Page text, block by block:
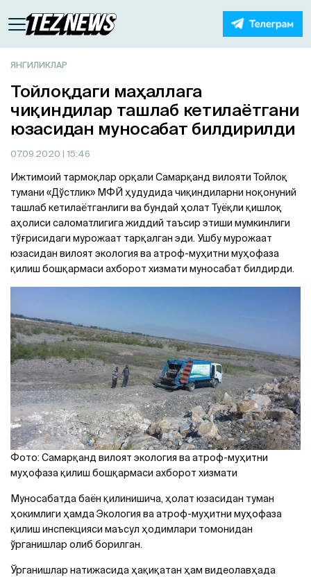
ЯНГИЛИКЛАР
Тойлоқдаги маҳаллага
чиқиндилар ташлаб кетилаётгани
юзасидан муносабат билдирилди
07.09.2020 | 15:46
Ижтимоий тармоқлар орқали Самарқанд вилояти Тойлоқ
тумани «Дўстлик» МФЙ ҳудудида чиқиндиларни ноқонуний
ташлаб кетилаётганлиги ва бундай ҳолат Туёқли қишлоқ
аҳолиси саломатлигига жиддий таъсир этиши мумкинлиги
тўғрисидаги мурожаат тарқалган эди. Ушбу мурожаат
юзасидан вилоят экология ва атроф-муҳитни муҳофаза
қилиш бошқармаси ахборот хизмати муносабат билдирди.
Фото: Самарқанд вилоят экология ва атроф-муҳитни
муҳофаза қилиш бошқармаси ахборот хизмати
Муносабатда баён қилинишича, ҳолат юзасидан туман
ҳокимлиги ҳамда Экология ва атроф-муҳитни муҳофаза
қилиш инспекцияси маъсул ҳодимлари томонидан
ўрганишлар олиб борилган.
Ўрганишлар натижасида ҳақиқатан ҳам видеолавҳада